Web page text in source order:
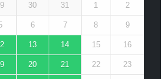
30 31 1 2
6 7 8 9
13 14 15 16
20 21 22 23